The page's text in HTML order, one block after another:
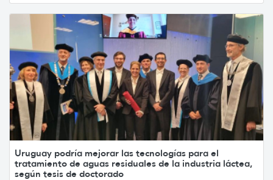
Uruguay podría mejorar las tecnologías para el
tratamiento de aguas residuales de la industria láctea,
según tesis de doctorado